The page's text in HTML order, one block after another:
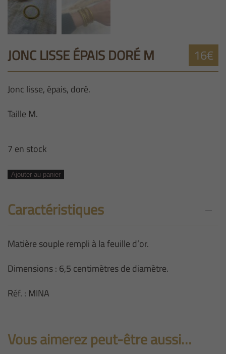
JONC LISSE ÉPAIS DORÉ M 16€
Jonc lisse, épais, doré.
Taille M.
7 en stock
quantité
JONC
LISSE
DORÉ
Ajouter au panier
Caractéristiques
Matière souple rempli à la feuille d’or.
Dimensions : 6,5 centimètres de diamètre.
Réf. : MINA
Vous aimerez peut-être aussi…